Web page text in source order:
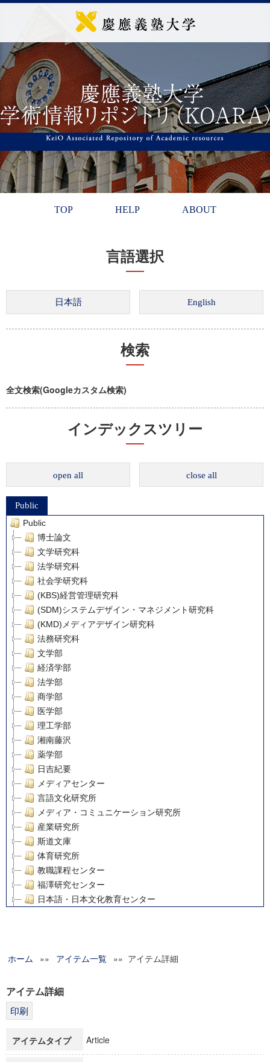
TOP HELP ABOUT
言語選択
検索
全文検索(Googleカスタム検索)
インデックスツリー
open all close all
Public
Public
博士論文
文学研究科
法学研究科
社会学研究科
(KBS)経営管理研究科
(SDM)システムデザイン・マネジメント研究科
(KMD)メディアデザイン研究科
法務研究科
文学部
経済学部
法学部
商学部
医学部
理工学部
湘南藤沢
薬学部
日吉紀要
メディアセンター
言語文化研究所
メディア・コミュニケーション研究所
産業研究所
斯道文庫
体育研究所
教職課程センター
福澤研究センター
日本語・日本文化教育センター
グローバルリサーチインスティテュート
科学研究費補助金研究成果報告書
博士課程教育リーディングプログラム「超成熟社会発展のサ
ホーム »» アイテム一覧 »» アイテム詳細
アイテム詳細
アイテムタイプ Article